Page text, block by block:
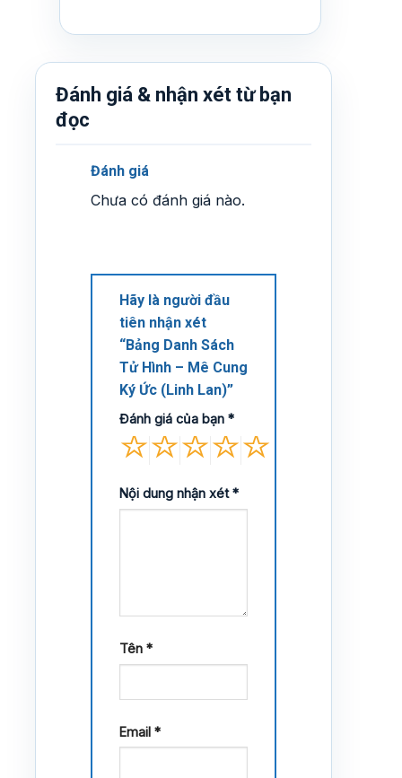
Đánh giá & nhận xét từ bạn
đọc
Đánh giá
Chưa có đánh giá nào.
Hãy là người đầu
tiên nhận xét
“Bảng Danh Sách
Tử Hình – Mê Cung
Ký Ức (Linh Lan)”
Đánh giá của bạn *
Nội dung nhận xét*
Tên *
Email *